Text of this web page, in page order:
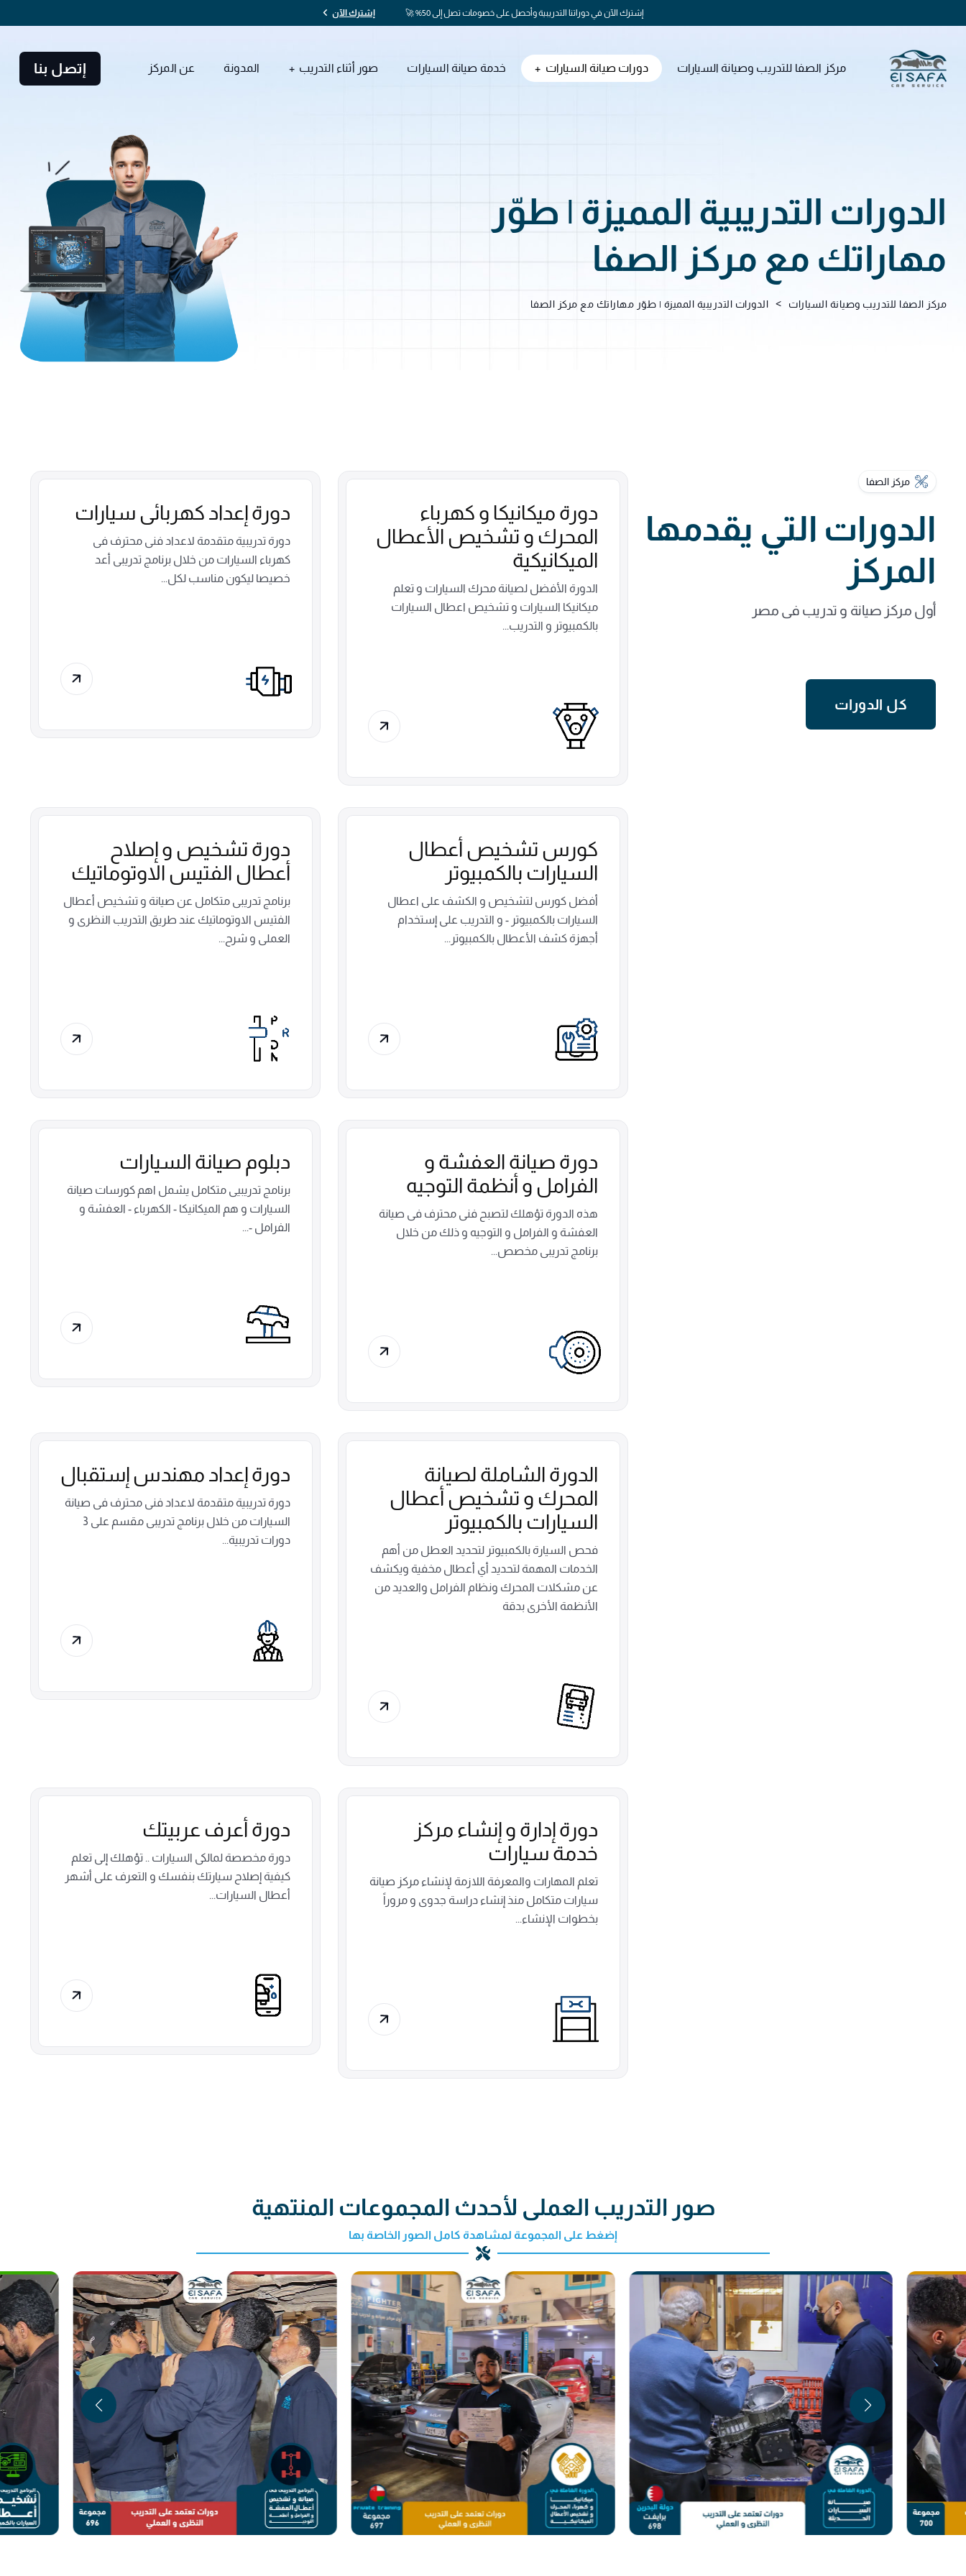
إشترك الآن في دوراتنا التدريبية وأحصل على خصومات تصل إلى 50% 🚀 إشترك الآن
مركز الصفا للتدريب وصيانة السيارات دورات صيانة السيارات خدمة صيانة السيارات صور أثناء التدريب المدونة عن المركز إتصل بنا
الدورات التدريبية المميزة | طوّر
مهاراتك مع مركز الصفا
مركز الصفا للتدريب وصيانة السيارات > الدورات التدريبية المميزة | طوّر مهاراتك مع مركز الصفا
مركز الصفا
الدورات التي يقدمها
المركز
أول مركز صيانة و تدريب فى مصر
كل الدورات
دورة ميكانيكا و كهرباء
المحرك و تشخيص الأعطال
الميكانيكية
الدورة الأفضل لصيانة محرك السيارات و تعلم
ميكانيكا السيارات و تشخيص اعطال السيارات
بالكمبيوتر و التدريب...
دورة إعداد كهربائى سيارات
دورة تدريبية متقدمة لاعداد فنى محترف فى
كهرباء السيارات من خلال برنامج تدريبى أعد
خصيصا ليكون مناسب لكل...
كورس تشخيص أعطال
السيارات بالكمبيوتر
أفضل كورس لتشخيص و الكشف على اعطال
السيارات بالكمبيوتر - و التدريب على إستخدام
أجهزة كشف الأعطال بالكمبيوتر...
دورة تشخيص و إصلاح
أعطال الفتيس الاوتوماتيك
برنامج تدريبى متكامل عن صيانة و تشخيص أعطال
الفتيس الاوتوماتيك عند طريق التدريب النظرى و
العملى و شرح...
دورة صيانة العفشة و
الفرامل و أنظمة التوجيه
هذه الدورة تؤهلك لتصبح فنى محترف فى صيانة
العفشة و الفرامل و التوجيه و ذلك من خلال
برنامج تدريبى مخصص...
دبلوم صيانة السيارات
برنامج تدريبيى متكامل يشمل اهم كورسات صيانة
السيارات و هم الميكانيكا - الكهرباء - العفشة و
الفرامل -...
الدورة الشاملة لصيانة
المحرك و تشخيص أعطال
السيارات بالكمبيوتر
فحص السيارة بالكمبيوتر لتحديد العطل من أهم
الخدمات المهمة لتحديد أي أعطال مخفية ويكشف
عن مشكلات المحرك ونظام الفرامل والعديد من
الأنظمة الأخرى بدقة
دورة إعداد مهندس إستقبال
دورة تدريبية متقدمة لاعداد فنى محترف فى صيانة
السيارات من خلال برنامج تدريبى مقسم على 3
دورات تدريبية...
دورة إدارة و إنشاء مركز
خدمة سيارات​
تعلم المهارات والمعرفة اللازمة لإنشاء مركز صيانة
سيارات متكامل منذ إنشاء دراسة جدوى و مروراً
بخطوات الإنشاء...
دورة أعرف عربيتك
دورة مخصصة لمالكى السيارات .. تؤهلك إلى تعلم
كيفية إصلاح سيارتك بنفسك و التعرف على أشهر
أعطال السيارات...
صور التدريب العملى لأحدث المجموعات المنتهية
إضغط على المجموعة لمشاهدة كامل الصور الخاصة بها